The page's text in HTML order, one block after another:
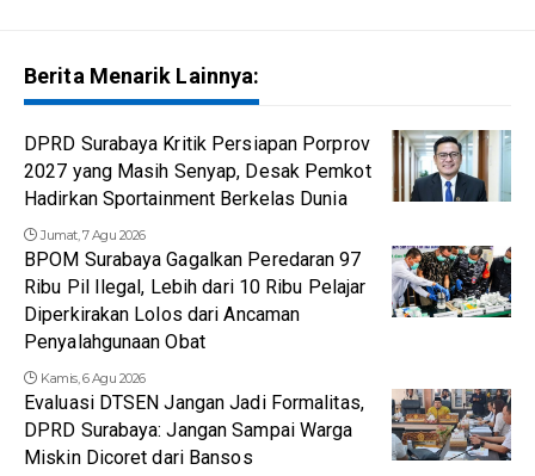
Berita Menarik Lainnya:
DPRD Surabaya Kritik Persiapan Porprov
2027 yang Masih Senyap, Desak Pemkot
Hadirkan Sportainment Berkelas Dunia
Jumat, 7 Agu 2026
BPOM Surabaya Gagalkan Peredaran 97
Ribu Pil Ilegal, Lebih dari 10 Ribu Pelajar
Diperkirakan Lolos dari Ancaman
Penyalahgunaan Obat
Kamis, 6 Agu 2026
Evaluasi DTSEN Jangan Jadi Formalitas,
DPRD Surabaya: Jangan Sampai Warga
Miskin Dicoret dari Bansos